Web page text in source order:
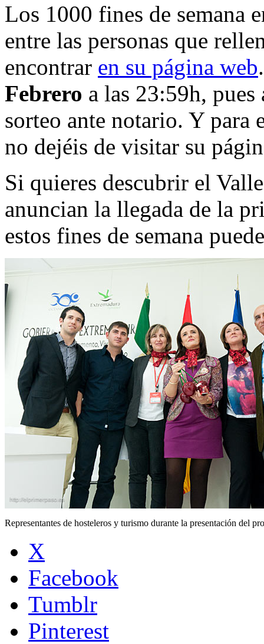
Los 1000 fines de semana
entre las personas que
encontrar en su página web
Febrero a las 23:59h,
sorteo ante notario. Y para
no dejéis de visitar su
Si quieres descubrir el
anuncian la llegada de la
estos fines de semana
Representantes de hosteleros y turismo durante la presentación del
X
Facebook
Tumblr
Pinterest